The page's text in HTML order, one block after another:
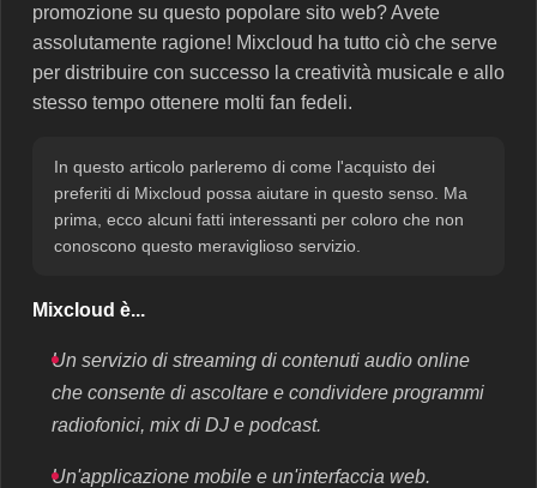
promozione su questo popolare sito web? Avete
assolutamente ragione! Mixcloud ha tutto ciò che serve
per distribuire con successo la creatività musicale e allo
stesso tempo ottenere molti fan fedeli.
In questo articolo parleremo di come l'acquisto dei
preferiti di Mixcloud possa aiutare in questo senso. Ma
prima, ecco alcuni fatti interessanti per coloro che non
conoscono questo meraviglioso servizio.
Mixcloud è...
Un servizio di streaming di contenuti audio online
che consente di ascoltare e condividere programmi
radiofonici, mix di DJ e podcast.
Un'applicazione mobile e un'interfaccia web.